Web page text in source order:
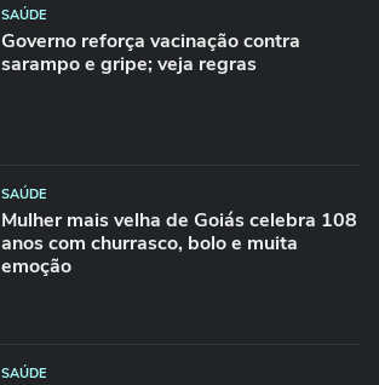
SAÚDE
Governo reforça vacinação contra
sarampo e gripe; veja regras
SAÚDE
Mulher mais velha de Goiás celebra 108
anos com churrasco, bolo e muita
emoção
SAÚDE